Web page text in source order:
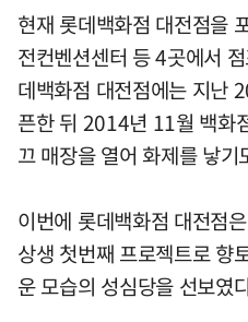
현재 롯데백화점 대전점을
전컨벤션센터 등 4곳에서
데백화점 대전점에는 지난
픈한 뒤 2014년 11월 백화
끄 매장을 열어 화제를 낳기
이번에 롯데백화점 대전점
상생 첫번째 프로젝트로 향
운 모습의 성심당을 선보였